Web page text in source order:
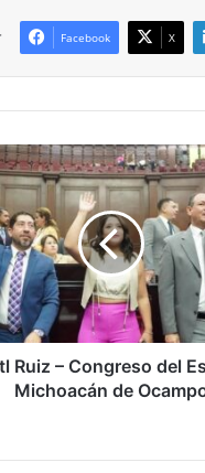
Facebook X
Ruiz – Congreso del
Michoacán de